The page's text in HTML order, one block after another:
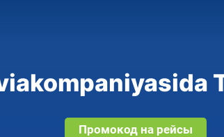
Промокод на рейсы